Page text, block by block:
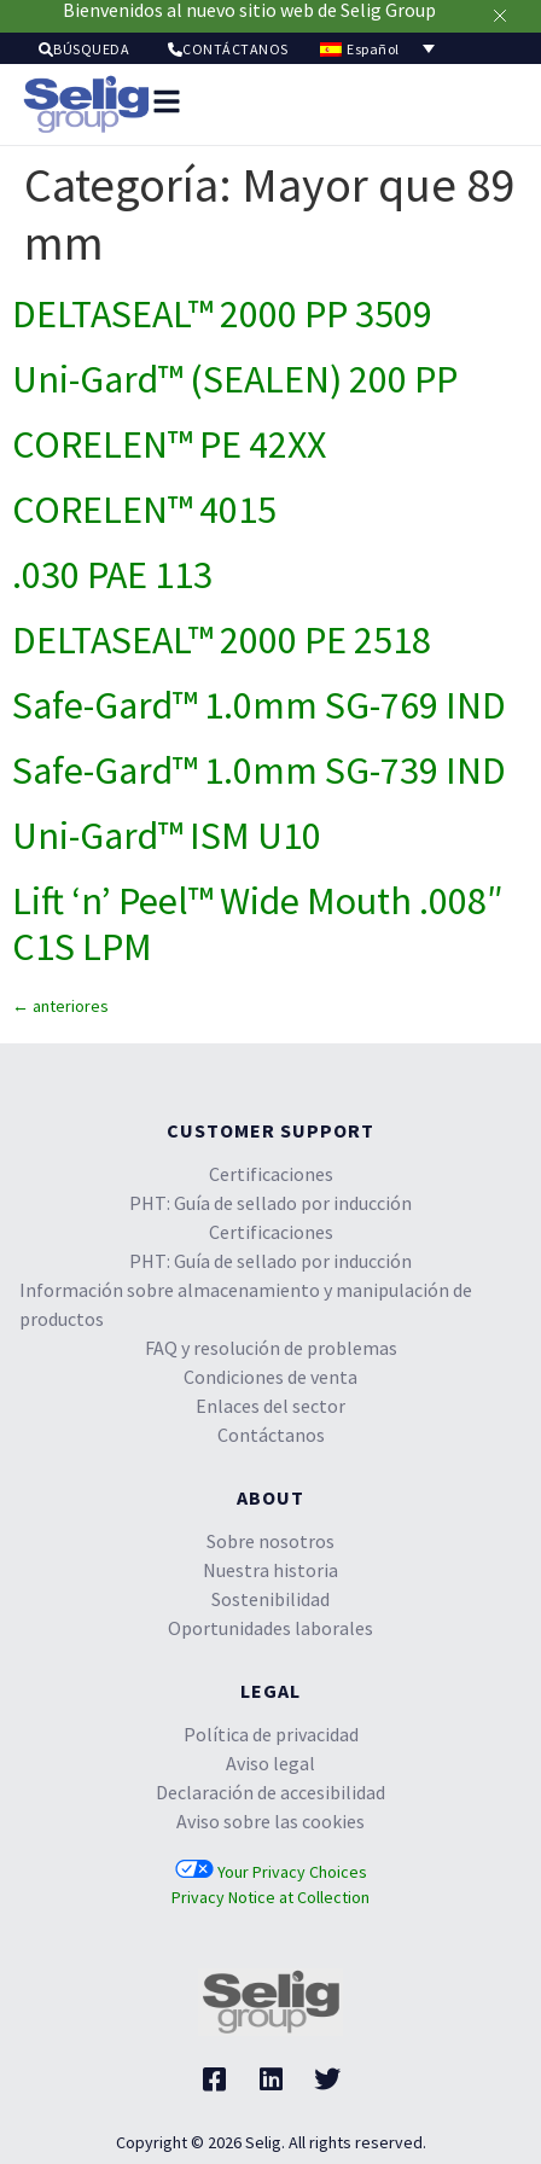
Bienvenidos al nuevo sitio web de Selig Group
BÚSQUEDA CONTÁCTANOS Español
Categoría: Mayor que 89
mm
DELTASEAL™ 2000 PP 3509
Uni-Gard™ (SEALEN) 200 PP
CORELEN™ PE 42XX
CORELEN™ 4015
.030 PAE 113
DELTASEAL™ 2000 PE 2518
Safe-Gard™ 1.0mm SG-769 IND
Safe-Gard™ 1.0mm SG-739 IND
Uni-Gard™ ISM U10
Lift ‘n’ Peel™ Wide Mouth .008″
C1S LPM
← anteriores
CUSTOMER SUPPORT
Certificaciones
PHT: Guía de sellado por inducción
Certificaciones
PHT: Guía de sellado por inducción
Información sobre almacenamiento y manipulación de
productos
FAQ y resolución de problemas
Condiciones de venta
Enlaces del sector
Contáctanos
ABOUT
Sobre nosotros
Nuestra historia
Sostenibilidad
Oportunidades laborales
LEGAL
Política de privacidad
Aviso legal
Declaración de accesibilidad
Aviso sobre las cookies
Your Privacy Choices
Privacy Notice at Collection
Copyright © 2026 Selig. All rights reserved.